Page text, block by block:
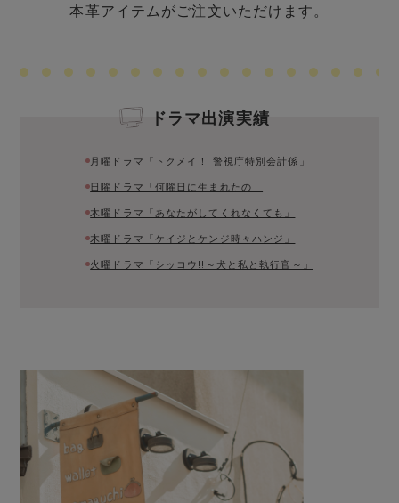
本革アイテムがご注文いただけます。
ドラマ出演実績
月曜ドラマ「トクメイ！ 警視庁特別会計係」
日曜ドラマ「何曜日に生まれたの」
木曜ドラマ「あなたがしてくれなくても」
木曜ドラマ「ケイジとケンジ時々ハンジ」
火曜ドラマ「シッコウ!!～犬と私と執行官～」